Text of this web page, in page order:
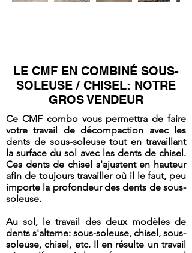
LE CMF EN COMBINÉ SOUS-
SOLEUSE / CHISEL: NOTRE
GROS VENDEUR
Ce CMF combo vous permettra de faire
votre travail de décompaction avec les
dents de sous-soleuse tout en travaillant
la surface du sol avec les dents de chisel.
Ces dents de chisel s'ajustent en hauteur
afin de toujours travailler où il le faut, peu
importe la profondeur des dents de sous-
soleuse.
Au sol, le travail des deux modèles de
dents s'alterne: sous-soleuse, chisel, sous-
soleuse, chisel, etc. Il en résulte un travail